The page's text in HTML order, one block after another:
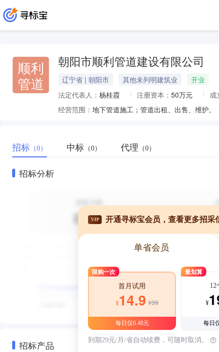
顺利
管道
朝阳市顺利管道建设有限公司
辽宁省 | 朝阳市 其他未列明建筑业
开业
法定代表人： 杨桂霞 注册资本： 50万元
成
经营范围： 地下管道施工；管道出租、出售、维护。
招标 （0） 中标 （0） 代理 （0）
招标分析
招标产品
VIP 开通寻标宝会员，查看更多招采
单省会员
限购一次
首月试用
¥14.9 ¥39
每日仅0.48元
最划算
12
¥
每日
到期29元/月/省自动续费，可随时取消。